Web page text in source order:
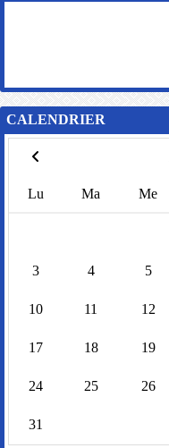
CALENDRIER
Lu Ma Me
3 4 5
10 11 12
17 18 19
24 25 26
31